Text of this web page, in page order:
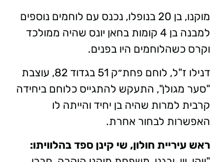
מוקנו, בן 20 בנופלו, נכנס עם לוחמים נוספים
למבנה בן 4 קומות בחאן יונס שהיה ממולכד
וקרס כשהלוחמים היו בפנים.
דנילו ז"ל, לוחם פחת״ק 51 בגדוד 82, עוצבת
"סער מגולן", התעקש להתגייס כלוחם ביחידה
קרבית למרות שהיה בן יחיד והייתה לו
האפשרות לבחור אחרת.
ראש עיריית חולון, שי קינן ספד בהלוויתו: